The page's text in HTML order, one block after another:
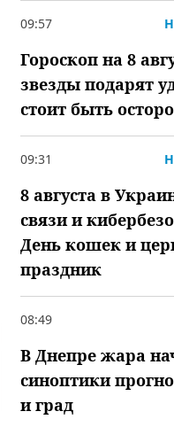
09:57
Гороскоп на 8
звезды подарят
стоит быть
09:31
8 августа в
связи и
День кошек и
праздник
08:49
В Днепре жара
синоптики
и град